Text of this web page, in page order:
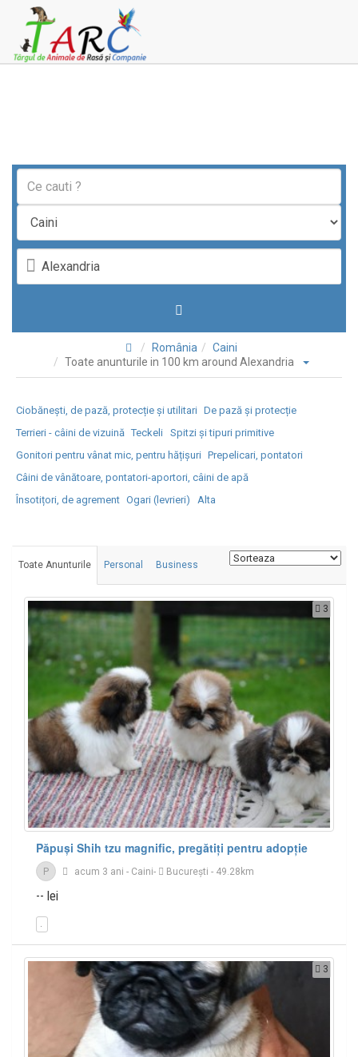
România
Caini
Toate anunturile in 100 km around Alexandria
Ciobănești, de pază, protecție și utilitari De pază și protecție
Terrieri - câini de vizuină Teckeli Spitzi și tipuri primitive
Gonitori pentru vânat mic, pentru hățișuri Prepelicari, pontatori
Câini de vânătoare, pontatori-aportori, câini de apă
Însotițori, de agrement Ogari (levrieri) Alta
Toate Anunturile Personal Business
3
Păpuși Shih tzu magnific, pregătiți pentru adopție
P acum 3 ani - Caini- București - 49.28km
-- lei
3